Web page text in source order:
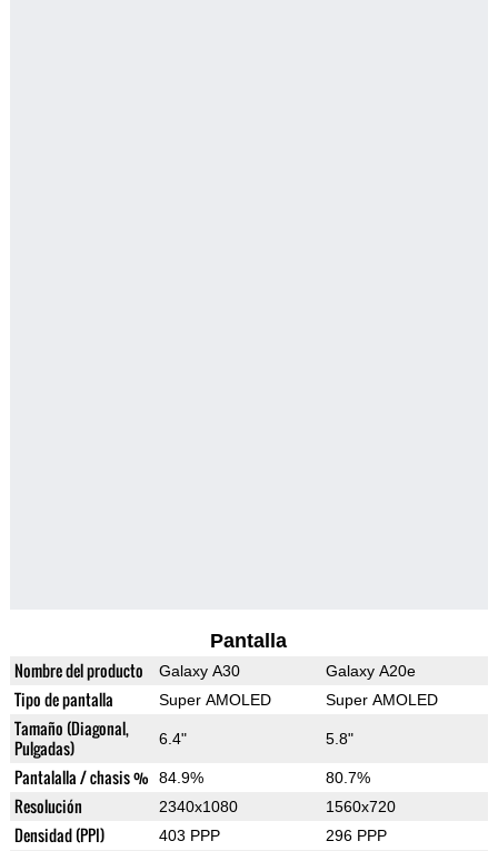
Pantalla
Nombre del producto Galaxy A30 Galaxy A20e
Tipo de pantalla Super AMOLED Super AMOLED
Tamaño (Diagonal,
Pulgadas)
6.4" 5.8"
Pantalalla / chasis % 84.9% 80.7%
Resolución 2340x1080 1560x720
Densidad (PPI) 403 PPP 296 PPP